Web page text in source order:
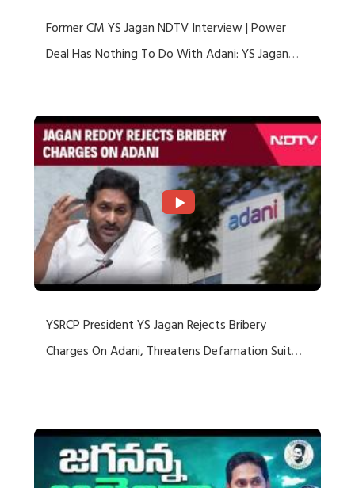
Former CM YS Jagan NDTV Interview | Power
Deal Has Nothing To Do With Adani: YS Jagan
YSRCP President YS Jagan Rejects Bribery
Charges On Adani, Threatens Defamation Suit